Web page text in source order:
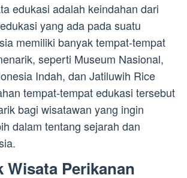
edukasi adalah keindahan dari
yang ada pada suatu
memiliki banyak tempat-tempat
seperti Museum Nasional,
Indah, dan Jatiluwih Rice
tempat-tempat edukasi tersebut
bagi wisatawan yang ingin
dalam tentang sejarah dan
Wisata Perikanan